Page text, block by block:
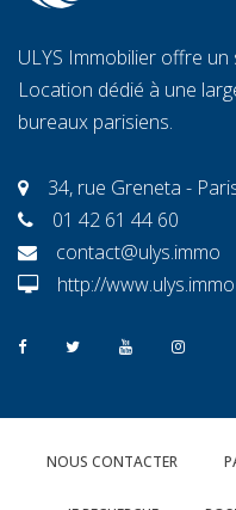
ULYS Immobilier offre
Location dédié à une
bureaux parisiens.
34, rue Greneta -
01 42 61 44 60
contact@ulys.immo
http://www.ulys.immo
NOUS CONTACTER